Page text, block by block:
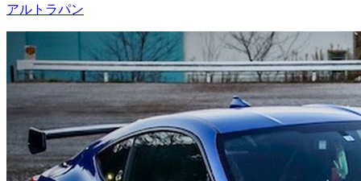
アルトラパン